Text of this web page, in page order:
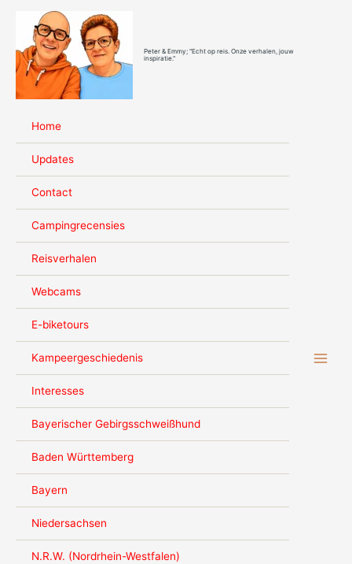
inhoud
Peter & Emmy; "Echt op reis. Onze verhalen, jouw
inspiratie."
Home
Updates
Contact
Campingrecensies
Reisverhalen
Webcams
E-biketours
Kampeergeschiedenis
Interesses
Bayerischer Gebirgsschweißhund
Baden Württemberg
Bayern
Niedersachsen
N.R.W. (Nordrhein-Westfalen)